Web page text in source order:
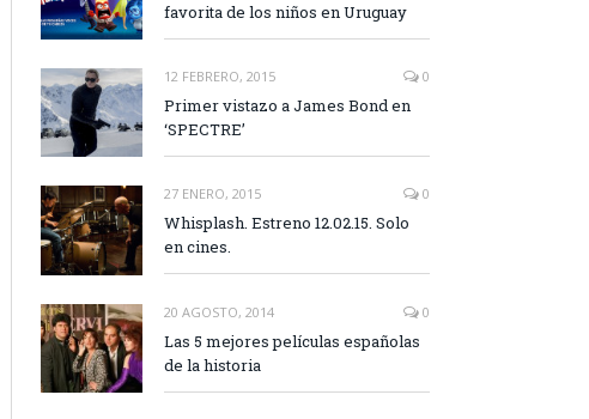
favorita de los niños en Uruguay
12 FEBRERO, 2015 0
Primer vistazo a James Bond en
‘SPECTRE’
27 ENERO, 2015 0
Whisplash. Estreno 12.02.15. Solo
en cines.
20 AGOSTO, 2014 0
Las 5 mejores películas españolas
de la historia